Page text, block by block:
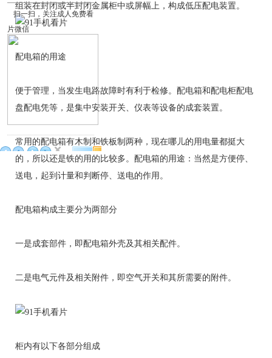
组装在封闭或半封闭金属柜中或屏幅上，构成低压配电装置。
配电箱的用途
便于管理，当发生电路故障时有利于检修。配电箱和配电柜配电
盘配电凭等，是集中安装开关、仪表等设备的成套装置。
常用的配电箱有木制和铁板制两种，现在哪儿的用电量都挺大
的，所以还是铁的用的比较多。配电箱的用途：当然是方便停、
送电，起到计量和判断停、送电的作用。
配电箱构成主要分为两部分
一是成套部件，即配电箱外壳及其相关配件。
二是电气元件及相关附件，即空气开关和其所需要的附件。
柜内有以下各部分组成
扫一扫，关注成人免费看
片微信